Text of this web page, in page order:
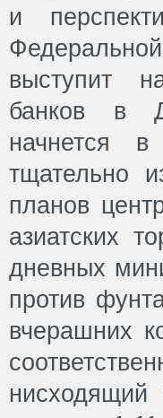
и
выступит
банков в
начнется
тщательно
планов
азиатских
дневных
против
вчерашних